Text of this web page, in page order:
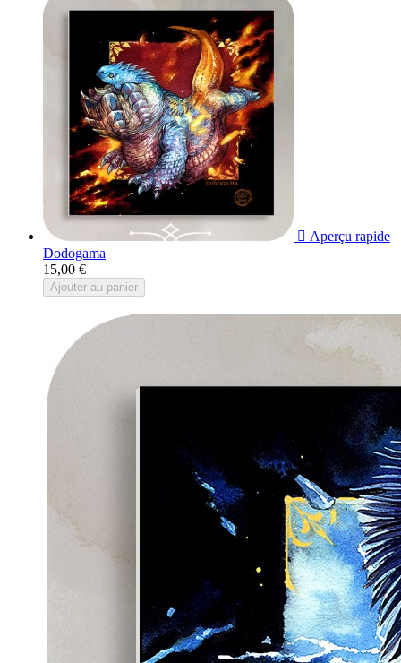
 Aperçu rapide
Dodogama
15,00 €
Ajouter au panier